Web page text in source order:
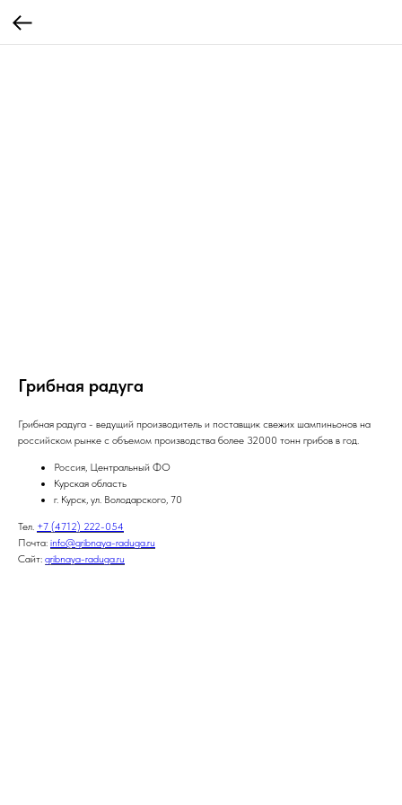
Грибная радуга
Грибная радуга - ведущий производитель и поставщик свежих шампиньонов на
российском рынке с объемом производства более 32000 тонн грибов в год.
Россия, Центральный ФО
Курская область
г. Курск, ул. Володарского, 70
Тел. +7 (4712) 222-054
Почта: info@gribnaya-raduga.ru
Сайт: gribnaya-raduga.ru